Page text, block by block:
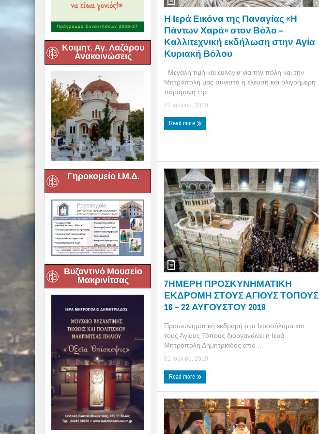
Κοιμητ. Αγ. Λαζάρου
Ανακοινώσεις
Γηροκομείο Ι.Μ.Δ.
Βυζαντινό Μουσείο
Μακρινίτσας
Η Ιερά Εικόνα της Παναγίας «Η
Πάντων Χαρά» στον Βόλο –
Καλλιτεχνική εκδήλωση στην Αγία
Κυριακή Βόλου
Μεγάλη τιμή και ευλογία για την πόλη και την
Μητρόπολή μας συνιστά η έλευση και ολιγοήμερη
παραμονή της ...
02 Ιουλίου, 2019
Read more
7ΗΜΕΡΗ ΠΡΟΣΚΥΝΗΜΑΤΙΚΗ
ΕΚΔΡΟΜΗ ΣΤΟΥΣ ΑΓΙΟΥΣ ΤΟΠΟΥΣ
16 – 22 ΑΥΓΟΥΣΤΟΥ 2019
Προσκυνηματική εκδρομή στα Ιεροσόλυμα και
τους Αγίους Τόπους διοργανώνει η Ιερά
Μητρόπολη Δημητριάδος από ...
01 Ιουλίου, 2019
Read more